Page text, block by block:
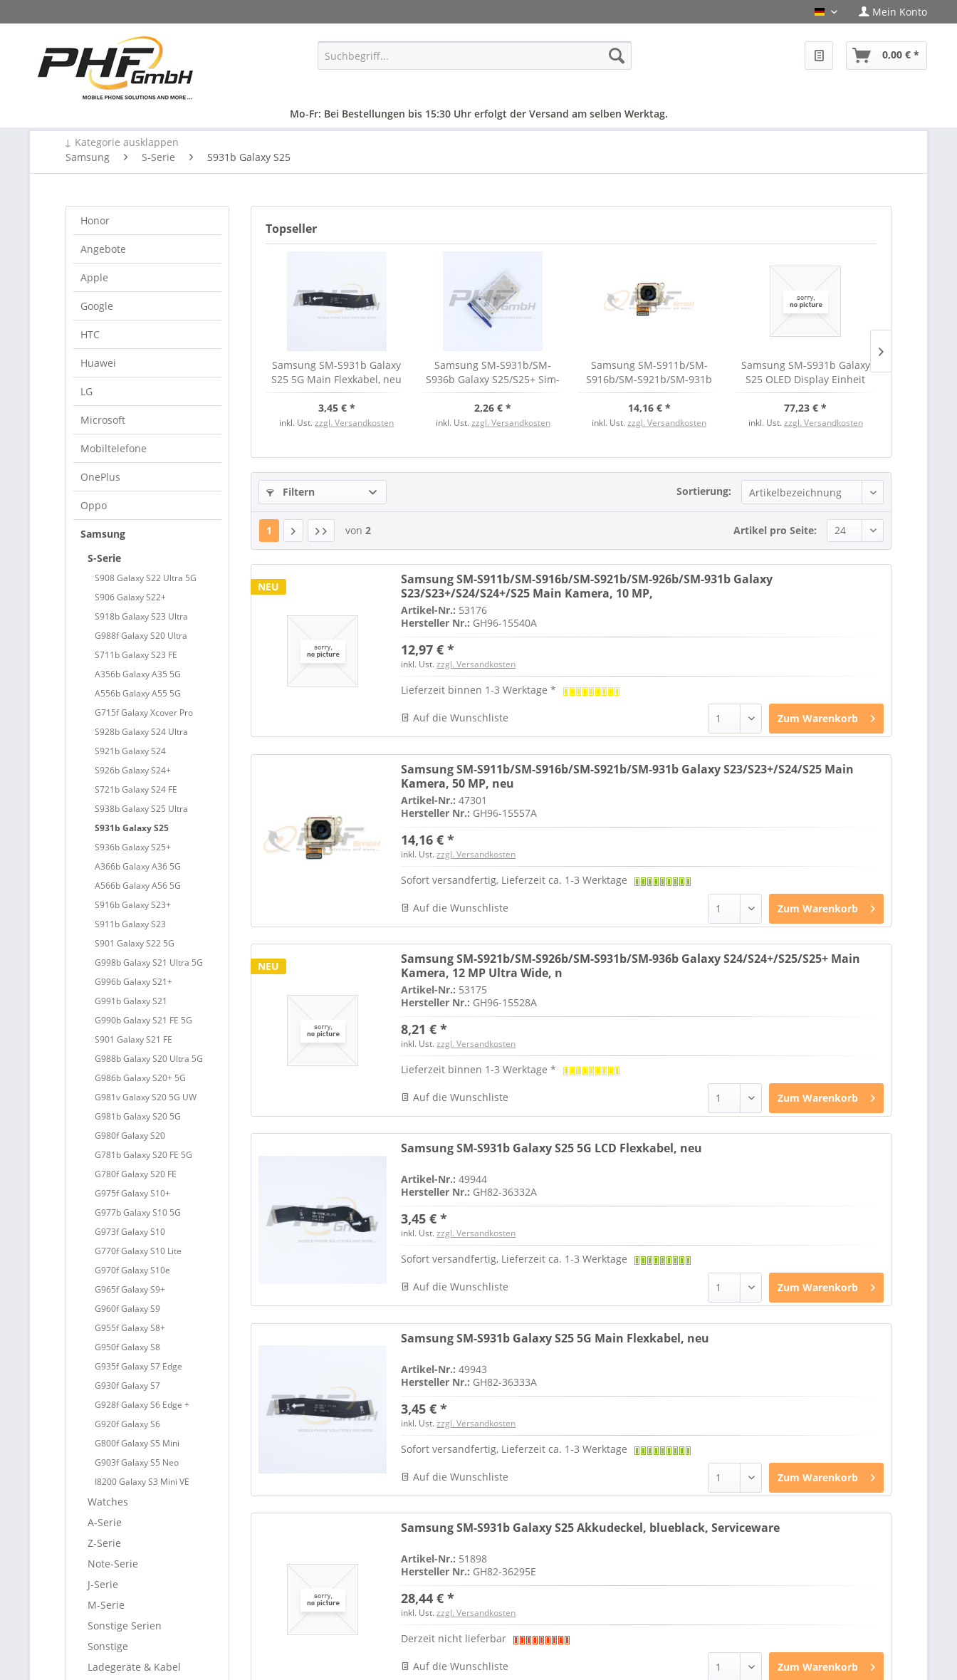
PHF-Shop Deutsch
Mein Konto
0,00 € *
Mo-Fr: Bei Bestellungen bis 15:30 Uhr erfolgt der Versand am selben Werktag.
↓ Kategorie ausklappen
Samsung
S-Serie S931b Galaxy S25
Honor
Angebote
Apple
Google
HTC
Huawei
LG
Microsoft
Mobiltelefone
OnePlus
Oppo
Samsung
S-Serie
S908 Galaxy S22 Ultra 5G
S906 Galaxy S22+
S918b Galaxy S23 Ultra
G988f Galaxy S20 Ultra
S711b Galaxy S23 FE
A356b Galaxy A35 5G
A556b Galaxy A55 5G
G715f Galaxy Xcover Pro
S928b Galaxy S24 Ultra
S921b Galaxy S24
S926b Galaxy S24+
S721b Galaxy S24 FE
S938b Galaxy S25 Ultra
S931b Galaxy S25
S936b Galaxy S25+
A366b Galaxy A36 5G
A566b Galaxy A56 5G
S916b Galaxy S23+
S911b Galaxy S23
S901 Galaxy S22 5G
G998b Galaxy S21 Ultra 5G
G996b Galaxy S21+
G991b Galaxy S21
G990b Galaxy S21 FE 5G
S901 Galaxy S21 FE
G988b Galaxy S20 Ultra 5G
G986b Galaxy S20+ 5G
G981v Galaxy S20 5G UW
G981b Galaxy S20 5G
G980f Galaxy S20
G781b Galaxy S20 FE 5G
G780f Galaxy S20 FE
G975f Galaxy S10+
G977b Galaxy S10 5G
G973f Galaxy S10
G770f Galaxy S10 Lite
G970f Galaxy S10e
G965f Galaxy S9+
G960f Galaxy S9
G955f Galaxy S8+
G950f Galaxy S8
G935f Galaxy S7 Edge
G930f Galaxy S7
G928f Galaxy S6 Edge +
G920f Galaxy S6
G800f Galaxy S5 Mini
G903f Galaxy S5 Neo
I8200 Galaxy S3 Mini VE
Watches
A-Serie
Z-Serie
Note-Serie
J-Serie
M-Serie
Sonstige Serien
Sonstige
Ladegeräte & Kabel
Topseller
Samsung SM-S931b Galaxy
S25 5G Main Flexkabel, neu
3,45 € *
inkl. Ust.zzgl. Versandkosten
Samsung SM-S931b/SM-
S936b Galaxy S25/S25+ Sim-
und Speicherkarten Halter,
navy, neu
2,26 € *
inkl. Ust.zzgl. Versandkosten
Samsung SM-S911b/SM-
S916b/SM-S921b/SM-931b
Galaxy S23/S23+/S24/S25
Main Kamera, 50 MP, neu
14,16 € *
inkl. Ust.zzgl. Versandkosten
Samsung SM-S931b Galaxy
S25 OLED Display Einheit
ohne Rahmen, Service Pack
77,23 € *
inkl. Ust.zzgl. Versandkosten
Filtern Sortierung:
1 von 2 Artikel pro Seite:
NEU
Samsung SM-S911b/SM-S916b/SM-S921b/SM-926b/SM-931b Galaxy
S23/S23+/S24/S24+/S25 Main Kamera, 10 MP,
Artikel-Nr.: 53176
Hersteller Nr.: GH96-15540A
12,97 € *
inkl. Ust.zzgl. Versandkosten
Lieferzeit binnen 1-3 Werktage *
Zum Warenkorb
Auf die Wunschliste
Samsung SM-S911b/SM-S916b/SM-S921b/SM-931b Galaxy S23/S23+/S24/S25 Main
Kamera, 50 MP, neu
Artikel-Nr.:47301
Hersteller Nr.: GH96-15557A
14,16 € *
inkl. Ust.zzgl. Versandkosten
Sofort versandfertig, Lieferzeit ca. 1-3 Werktage
Zum Warenkorb
Auf die Wunschliste
NEU
Samsung SM-S921b/SM-S926b/SM-S931b/SM-936b Galaxy S24/S24+/S25/S25+ Main
Kamera, 12 MP Ultra Wide, n
Artikel-Nr.: 53175
Hersteller Nr.: GH96-15528A
8,21 € *
inkl. Ust.zzgl. Versandkosten
Lieferzeit binnen 1-3 Werktage *
Zum Warenkorb
Auf die Wunschliste
Samsung SM-S931b Galaxy S25 5G LCD Flexkabel, neu
Artikel-Nr.:49944
Hersteller Nr.: GH82-36332A
3,45 € *
inkl. Ust.zzgl. Versandkosten
Sofort versandfertig, Lieferzeit ca. 1-3 Werktage
Zum Warenkorb
Auf die Wunschliste
Samsung SM-S931b Galaxy S25 5G Main Flexkabel, neu
Artikel-Nr.:49943
Hersteller Nr.: GH82-36333A
3,45 € *
inkl. Ust.zzgl. Versandkosten
Sofort versandfertig, Lieferzeit ca. 1-3 Werktage
Zum Warenkorb
Auf die Wunschliste
Samsung SM-S931b Galaxy S25 Akkudeckel, blueblack, Serviceware
Artikel-Nr.: 51898
Hersteller Nr.: GH82-36295E
28,44 € *
inkl. Ust.zzgl. Versandkosten
Derzeit nicht lieferbar
Zum Warenkorb
Auf die Wunschliste